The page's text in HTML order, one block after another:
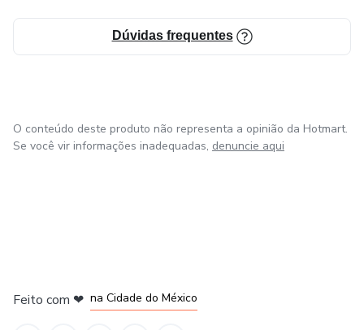
Dúvidas frequentes
O conteúdo deste produto não representa a opinião da Hotmart.
Se você vir informações inadequadas, denuncie aqui
Feito com ❤ na Cidade do México